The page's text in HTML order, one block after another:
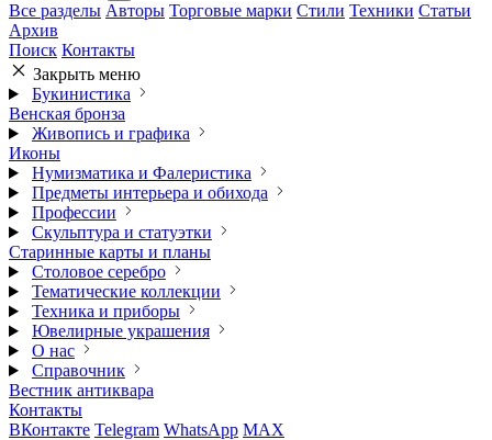
Все разделы Авторы Торговые марки Стили Техники Статьи
Архив
Поиск Контакты
Закрыть меню
Букинистика
Венская бронза
Живопись и графика
Иконы
Нумизматика и Фалеристика
Предметы интерьера и обихода
Профессии
Скульптура и статуэтки
Старинные карты и планы
Столовое серебро
Тематические коллекции
Техника и приборы
Ювелирные украшения
О нас
Справочник
Вестник антиквара
Контакты
ВКонтакте Telegram WhatsApp MAX